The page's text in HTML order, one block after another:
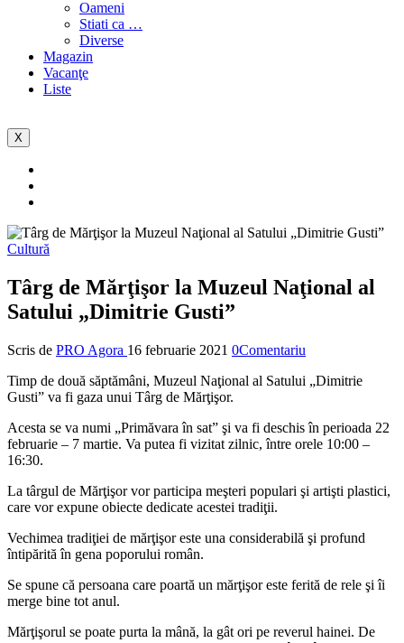
Oameni
Stiati ca …
Diverse
Magazin
Vacanţe
Liste
X
Cultură
Târg de Mărţişor la Muzeul Naţional al
Satului „Dimitrie Gusti”
Scris de PRO Agora 16 februarie 2021 0Comentariu
Timp de două săptămâni, Muzeul Naţional al Satului „Dimitrie
Gusti” va fi gaza unui Târg de Mărţişor.
Acesta se va numi „Primăvara în sat” şi va fi deschis în perioada 22
februarie – 7 martie. Va putea fi vizitat zilnic, între orele 10:00 –
16:30.
La târgul de Mărţişor vor participa meşteri populari şi artişti plastici,
care vor expune obiecte dedicate acestei tradiţii.
Vechimea tradiţiei de mărţişor este una considerabilă şi profund
întipărită în gena poporului român.
Se spune că persoana care poartă un mărţişor este ferită de rele şi îi
merge bine tot anul.
Mărţişorul se poate purta la mână, la gât ori pe reverul hainei. De